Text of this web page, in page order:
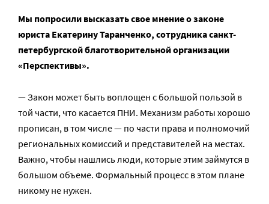
Мы попросили высказать свое мнение о законе
юриста Екатерину Таранченко, сотрудника санкт-
петербургской благотворительной организации
«Перспективы».
— Закон может быть воплощен с большой пользой в
той части, что касается ПНИ. Механизм работы хорошо
прописан, в том числе — по части права и полномочий
региональных комиссий и представителей на местах.
Важно, чтобы нашлись люди, которые этим займутся в
большом объеме. Формальный процесс в этом плане
никому не нужен.